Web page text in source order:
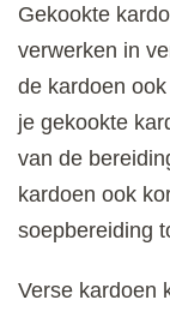
Gekookte
verwerken in
de kardoen
je gekookte
van de
kardoen ook
soepbereiding
Verse kardoen